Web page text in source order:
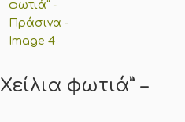
φωτιά” –